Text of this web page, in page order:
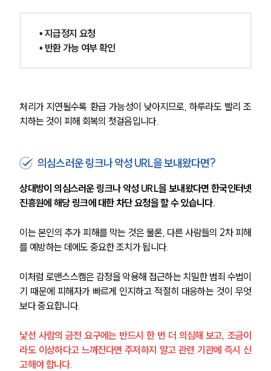
• 지급정지 요청
• 반환 가능 여부 확인
처리가 지연될수록 환급 가능성이 낮아지므로, 하루라도 빨리 조
치하는 것이 피해 회복의 첫걸음입니다.
의심스러운 링크나 악성 URL을 보내왔다면?
상대방이 의심스러운 링크나 악성 URL을 보내왔다면 한국인터넷
진흥원에 해당 링크에 대한 차단 요청을 할 수 있습니다.
이는 본인의 추가 피해를 막는 것은 물론, 다른 사람들의 2차 피해
를 예방하는 데에도 중요한 조치가 됩니다.
이처럼 로맨스스캠은 감정을 악용해 접근하는 치밀한 범죄 수법이
기 때문에 피해자가 빠르게 인지하고 적절히 대응하는 것이 무엇
보다 중요합니다.
낯선 사람의 금전 요구에는 반드시 한 번 더 의심해 보고, 조금이
라도 이상하다고 느껴진다면 주저하지 말고 관련 기관에 즉시 신
고해야 합니다.